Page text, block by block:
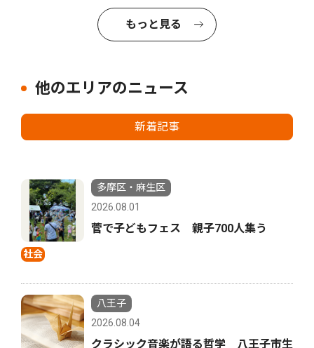
もっと見る
他のエリアのニュース
新着記事
社会
多摩区・麻生区
2026.08.01
菅で子どもフェス 親子700人集う
八王子
2026.08.04
クラシック音楽が語る哲学 八王子市生